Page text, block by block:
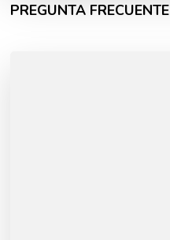
PREGUNTA FRECUENTE